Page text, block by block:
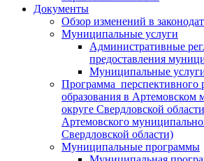
Документы
Обзор изменений в
Муниципальные услуги
Административные
предоставления
Муниципальные
Программа перспективного
образования в Артемовском
округе Свердловской
Артемовского
Свердловской области)
Муниципальные программы